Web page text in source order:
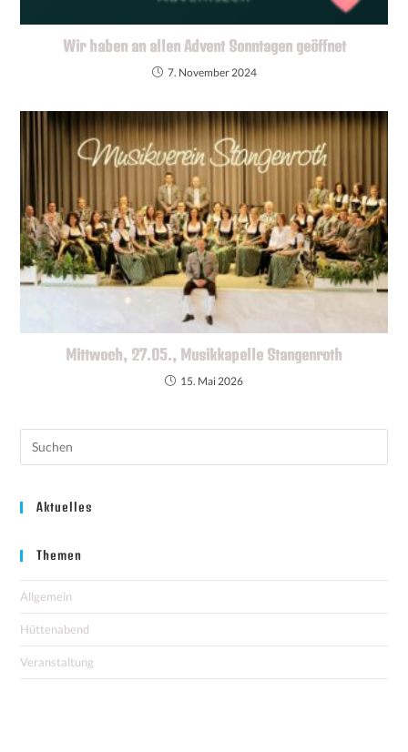
Wir haben an allen Advent Sonntagen geöffnet
7. November 2024
Mittwoch, 27.05., Musikkapelle Stangenroth
15. Mai 2026
Aktuelles
Themen
Allgemein
Hüttenabend
Veranstaltung